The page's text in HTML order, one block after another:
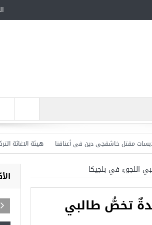
مقتل خاشقجي دين في أعناقنا هيئة الاغاثة التركية
اللجوءِ في بلجيكا
تخصُّ طالبي